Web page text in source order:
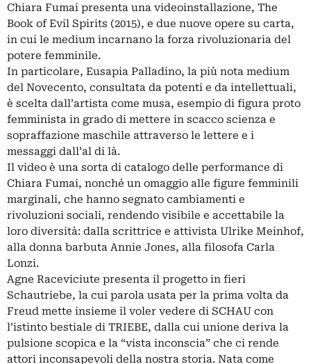
Chiara Fumai presenta una videoinstallazione, The
Book of Evil Spirits (2015), e due nuove opere su carta,
in cui le medium incarnano la forza rivoluzionaria del
potere femminile.
In particolare, Eusapia Palladino, la più nota medium
del Novecento, consultata da potenti e da intellettuali,
è scelta dall’artista come musa, esempio di figura proto
femminista in grado di mettere in scacco scienza e
sopraffazione maschile attraverso le lettere e i
messaggi dall’al di là.
Il video è una sorta di catalogo delle performance di
Chiara Fumai, nonché un omaggio alle figure femminili
marginali, che hanno segnato cambiamenti e
rivoluzioni sociali, rendendo visibile e accettabile la
loro diversità: dalla scrittrice e attivista Ulrike Meinhof,
alla donna barbuta Annie Jones, alla filosofa Carla
Lonzi.
Agne Raceviciute presenta il progetto in fieri
Schautriebe, la cui parola usata per la prima volta da
Freud mette insieme il voler vedere di SCHAU con
l’istinto bestiale di TRIEBE, dalla cui unione deriva la
pulsione scopica e la “vista inconscia” che ci rende
attori inconsapevoli della nostra storia. Nata come